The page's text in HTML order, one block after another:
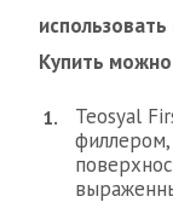
Купить
Teosyal